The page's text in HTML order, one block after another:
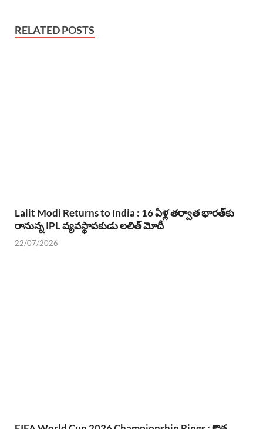
RELATED POSTS
Lalit Modi Returns to India : 16 ఏళ్ల తర్వాత భారత్‌కు
రానున్న IPL వ్యవస్థాపకుడు లలిత్ మోదీ
22/07/2026